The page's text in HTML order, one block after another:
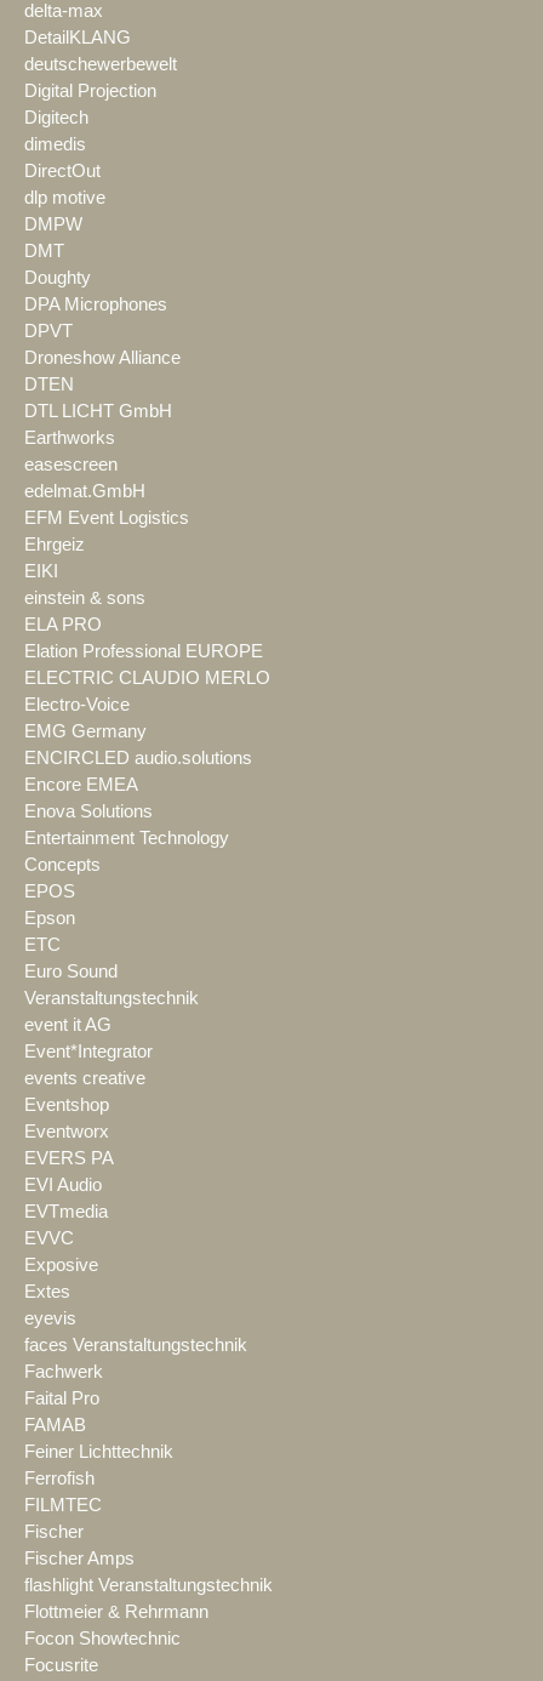
delta-max
DetailKLANG
deutschewerbewelt
Digital Projection
Digitech
dimedis
DirectOut
dlp motive
DMPW
DMT
Doughty
DPA Microphones
DPVT
Droneshow Alliance
DTEN
DTL LICHT GmbH
Earthworks
easescreen
edelmat.GmbH
EFM Event Logistics
Ehrgeiz
EIKI
einstein & sons
ELA PRO
Elation Professional EUROPE
ELECTRIC CLAUDIO MERLO
Electro-Voice
EMG Germany
ENCIRCLED audio.solutions
Encore EMEA
Enova Solutions
Entertainment Technology
Concepts
EPOS
Epson
ETC
Euro Sound
Veranstaltungstechnik
event it AG
Event*Integrator
events creative
Eventshop
Eventworx
EVERS PA
EVI Audio
EVTmedia
EVVC
Exposive
Extes
eyevis
faces Veranstaltungstechnik
Fachwerk
Faital Pro
FAMAB
Feiner Lichttechnik
Ferrofish
FILMTEC
Fischer
Fischer Amps
flashlight Veranstaltungstechnik
Flottmeier & Rehrmann
Focon Showtechnic
Focusrite